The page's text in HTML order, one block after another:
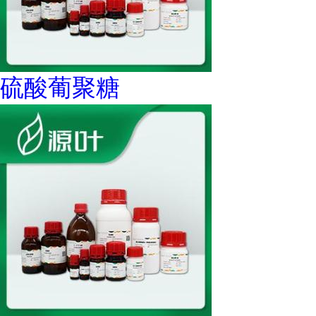
硫酸葡聚糖